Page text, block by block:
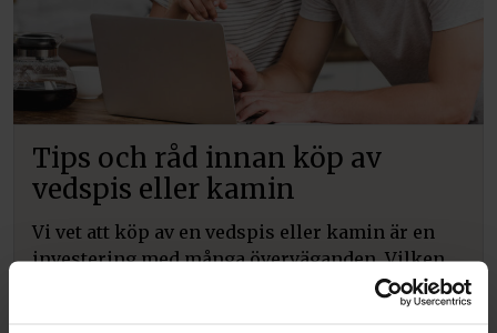
Tips och råd innan köp av
vedspis eller kamin
Vi vet att köp av en vedspis eller kamin är en
investering med många överväganden. Vilken
modell passar bäst i just ditt hem eller
verksamhet och hur kan du maximera både